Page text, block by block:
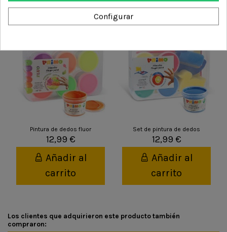
También podría interesarle
Pintura de dedos fluor
12,99 €
Añadir al
carrito
Set de pintura de dedos
12,99 €
Añadir al
carrito
Los clientes que adquirieron este producto también
compraron:
Configurar